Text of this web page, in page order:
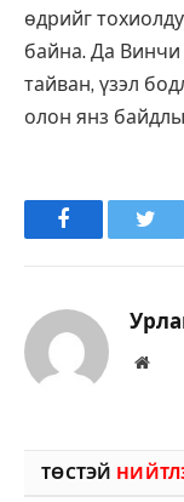
өдрийг
байна. Да Винчи
тайван, үзэл
олон янз
Facebook
ТӨСТЭЙ